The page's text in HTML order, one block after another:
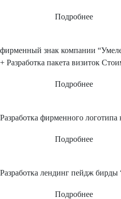
Подробнее
фирменный знак компании
+ Разработка пакета визиток
Подробнее
Разработка фирменного
Подробнее
Разработка лендинг пейдж бирды
Подробнее